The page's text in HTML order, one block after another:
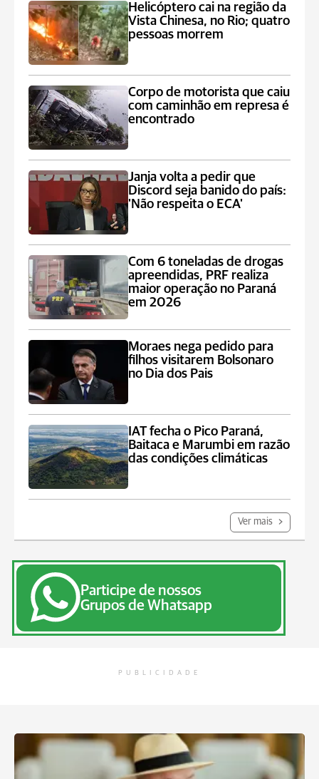
Helicóptero cai na região da
Vista Chinesa, no Rio; quatro
pessoas morrem
Corpo de motorista que caiu
com caminhão em represa é
encontrado
Janja volta a pedir que
Discord seja banido do país:
'Não respeita o ECA'
Com 6 toneladas de drogas
apreendidas, PRF realiza
maior operação no Paraná
em 2026
Moraes nega pedido para
filhos visitarem Bolsonaro
no Dia dos Pais
IAT fecha o Pico Paraná,
Baitaca e Marumbi em razão
das condições climáticas
Ver mais
Participe de nossos
Grupos de Whatsapp
PUBLICIDADE